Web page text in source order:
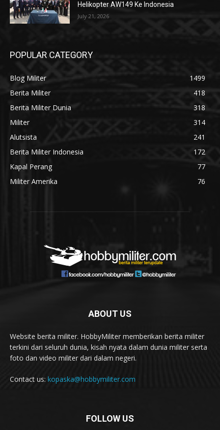
Helikopter AW149 Ke Indonesia
July 21, 2026
POPULAR CATEGORY
Blog Militer
1499
Berita Militer
418
Berita Militer Dunia
318
Militer
314
Alutsista
241
Berita Militer Indonesia
172
Kapal Perang
77
Militer Amerika
76
ABOUT US
Website berita militer. HobbyMiliter memberikan berita militer
terkini dari seluruh dunia, kisah nyata dalam dunia militer serta
foto dan video militer dari dalam negeri.
Contact us: kopaska@hobbymiliter.com
FOLLOW US